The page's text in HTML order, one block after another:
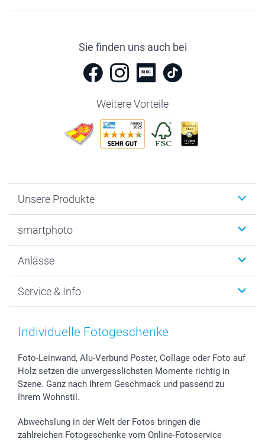
Sie finden uns auch bei
Weitere Vorteile
Unsere Produkte
Fotogeschenke
MyNameBook
Fotoabzüge, Fotos als Buch & Poster
Zubehör & Material
Sticker & Etiketten
Geschenk-Gutscheine (PDF)
smartphoto
Warum smartphoto
Datenschutz
AGB
Presse
Partnerprogramme
Investor Relations
Widerrufsrecht
Anlässe
Neujahr
Muttertag
Kommunion & Konfirmation
Hochzeit
Geburtstag
Zu allen Anlässen
Service & Info
Preise und Versandkosten
48h Lieferung
Zahlungsmöglichkeiten
Anmelden /Registrieren
Status der Bestellung
smartfriends
Individuelle Fotogeschenke
Foto-Leinwand, Alu-Verbund Poster, Collage oder Foto auf
Holz setzen die unvergesslichsten Momente richtig in
Szene. Ganz nach Ihrem Geschmack und passend zu
Ihrem Wohnstil.
Abwechslung in der Welt der Fotos bringen die
zahlreichen Fotogeschenke vom Online-Fotoservice